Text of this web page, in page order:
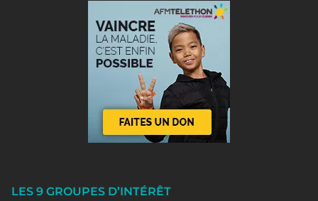
LES 9 GROUPES D’INTÉRÊT